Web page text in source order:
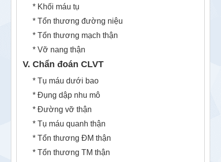
* Khối máu tụ
* Tổn thương đường niệu
* Tổn thương mạch thận
* Vỡ nang thận
V. Chẩn đoán CLVT
* Tụ máu dưới bao
* Đụng dập nhu mô
* Đường vỡ thận
* Tụ máu quanh thận
* Tổn thương ĐM thận
* Tổn thương TM thận